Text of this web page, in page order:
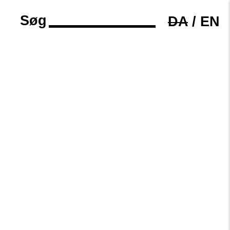
Søg DA / EN